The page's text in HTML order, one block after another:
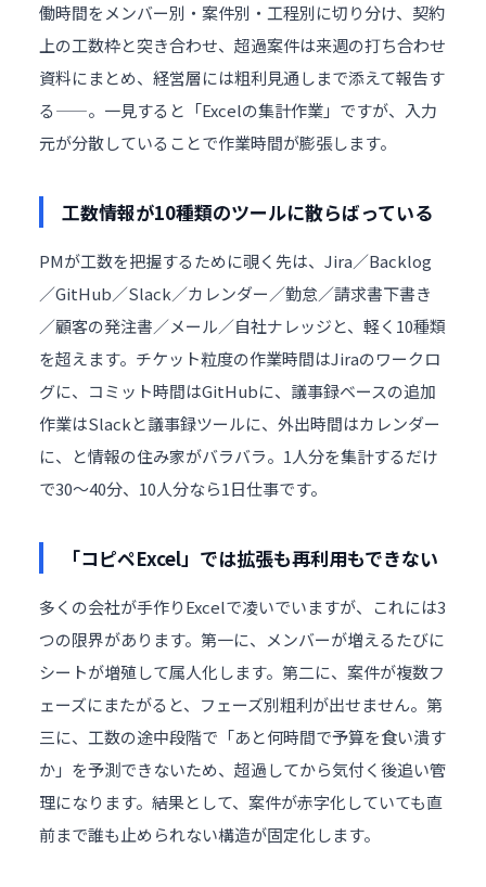
働時間をメンバー別・案件別・工程別に切り分け、契約
上の工数枠と突き合わせ、超過案件は来週の打ち合わせ
資料にまとめ、経営層には粗利見通しまで添えて報告す
る——。一見すると「Excelの集計作業」ですが、入力
元が分散していることで作業時間が膨張します。
工数情報が10種類のツールに散らばっている
PMが工数を把握するために覗く先は、Jira／Backlog
／GitHub／Slack／カレンダー／勤怠／請求書下書き
／顧客の発注書／メール／自社ナレッジと、軽く10種類
を超えます。チケット粒度の作業時間はJiraのワークロ
グに、コミット時間はGitHubに、議事録ベースの追加
作業はSlackと議事録ツールに、外出時間はカレンダー
に、と情報の住み家がバラバラ。1人分を集計するだけ
で30〜40分、10人分なら1日仕事です。
「コピペExcel」では拡張も再利用もできない
多くの会社が手作りExcelで凌いでいますが、これには3
つの限界があります。第一に、メンバーが増えるたびに
シートが増殖して属人化します。第二に、案件が複数フ
ェーズにまたがると、フェーズ別粗利が出せません。第
三に、工数の途中段階で「あと何時間で予算を食い潰す
か」を予測できないため、超過してから気付く後追い管
理になります。結果として、案件が赤字化していても直
前まで誰も止められない構造が固定化します。